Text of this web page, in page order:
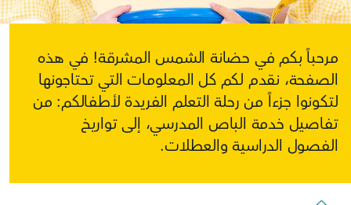
مرحباً بكم في حضانة الشمس المشرقة! في هذه
الصفحة، نقدم لكم كل المعلومات التي تحتاجونها
لتكونوا جزءاً من رحلة التعلم الفريدة لأطفالكم: من
تفاصيل خدمة الباص المدرسي، إلى تواريخ
الفصول الدراسية والعطلات.